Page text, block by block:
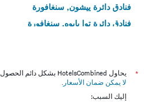
فنادق دائرة ييشون, سنغافورة
فنادق دائرة توا بايوه, سنغافورة
فنادق دائرة بونغول, سنغافورة
فنادق دائرة تشوا تشو كانغ, سنغافورة
*
يحاول HotelsCombined بشكل دائم الحصول على الأسعار الدقيقة، ولكن
لا يمكن ضمان الأسعار .
إليك السبب: